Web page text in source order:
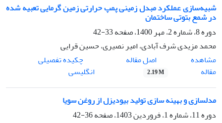
شبیه‌سازی عملکرد مبدل زمینی پمپ حرارتی زمین گرمایی تعبیه شده
در شمع بتوتی ساختمان
دوره 8، شماره 2، مهر 1400، صفحه
33-42
محمد مزیدی شرف آبادی، امیر نصیری، حسین قرایی
مشاهده
مقاله
اصل مقاله
2.19 M
چکیده تفصیلی
انگلیسی
مدلسازی و بهینه سازی تولید بیودیزل از روغن سویا
دوره 11، شماره 1، فروردین 1403، صفحه
36-42